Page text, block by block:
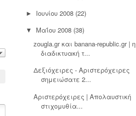
► Ιουνίου 2008 (22)
▼ Μαΐου 2008 (38)
zougla.gr και banana-republic.gr | η
διαδικτυακή τ...
Δεξιόχειρες - Αριστερόχειρες
σημειώσατε 2...
Αριστερόχειρες | Απολαυστική
στιχομυθία...